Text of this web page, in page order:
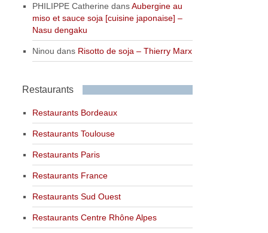
PHILIPPE Catherine dansAubergine au
miso et sauce soja [cuisine japonaise] –
Nasu dengaku
Ninou dans Risotto de soja – Thierry Marx
Restaurants
Restaurants Bordeaux
Restaurants Toulouse
Restaurants Paris
Restaurants France
Restaurants Sud Ouest
Restaurants Centre Rhône Alpes